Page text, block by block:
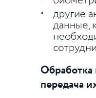
другие
данные,
Обработка
передача